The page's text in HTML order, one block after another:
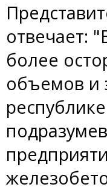
отвечает:
более
объемов и